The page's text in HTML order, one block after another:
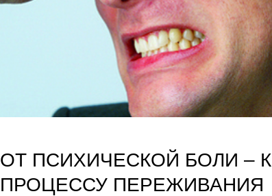
ОТ ПСИХИЧЕСКОЙ БОЛИ – К
ПРОЦЕССУ ПЕРЕЖИВАНИЯ